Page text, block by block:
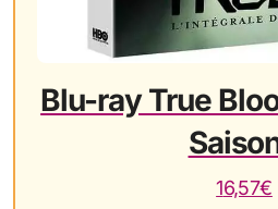
Blu-ray True
16,57€